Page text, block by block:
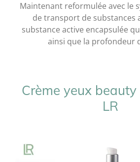
Maintenant reformulée avec le
de transport de substances
substance active encapsulée
ainsi que la profondeur
Crème yeux
LR